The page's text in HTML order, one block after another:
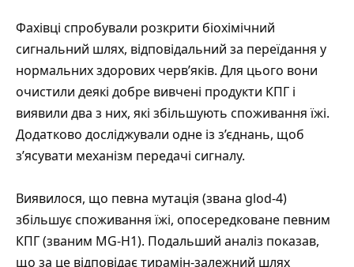
Фахівці спробували розкрити біохімічний
сигнальний шлях, відповідальний за переїдання у
нормальних здорових черв’яків. Для цього вони
очистили деякі добре вивчені продукти КПГ і
виявили два з них, які збільшують споживання їжі.
Додатково досліджували одне із з’єднань, щоб
з’ясувати механізм передачі сигналу.
Виявилося, що певна мутація (звана glod-4)
збільшує споживання їжі, опосередковане певним
КПГ (званим MG-H1). Подальший аналіз показав,
що за це відповідає тирамін-залежний шлях